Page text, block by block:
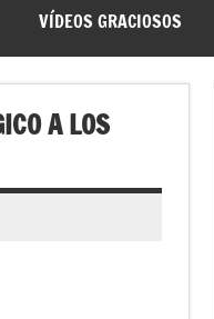
VÍDEOS GRACIOSOS
A LOS